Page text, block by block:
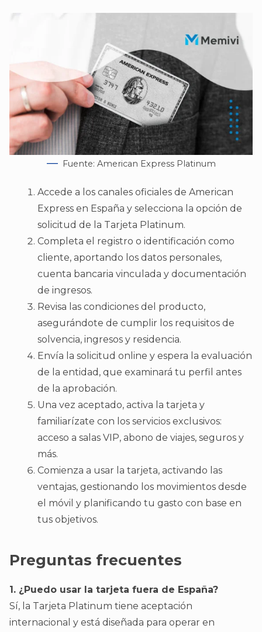
Fuente: American Express Platinum
Accede a los canales oficiales de American
Express en España y selecciona la opción de
solicitud de la Tarjeta Platinum.
Completa el registro o identificación como
cliente, aportando los datos personales,
cuenta bancaria vinculada y documentación
de ingresos.
Revisa las condiciones del producto,
asegurándote de cumplir los requisitos de
solvencia, ingresos y residencia.
Envía la solicitud online y espera la evaluación
de la entidad, que examinará tu perfil antes
de la aprobación.
Una vez aceptado, activa la tarjeta y
familiarízate con los servicios exclusivos:
acceso a salas VIP, abono de viajes, seguros y
más.
Comienza a usar la tarjeta, activando las
ventajas, gestionando los movimientos desde
el móvil y planificando tu gasto con base en
tus objetivos.
Preguntas frecuentes
1. ¿Puedo usar la tarjeta fuera de España?
Sí, la Tarjeta Platinum tiene aceptación
internacional y está diseñada para operar en